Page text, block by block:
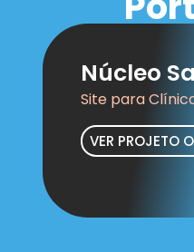
Núcleo
Site para
VER PROJETO